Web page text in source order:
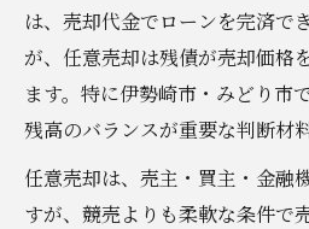
は、売却代金でローンを完済で
が、任意売却は残債が売却価格
ます。特に伊勢崎市・みどり市
残高のバランスが重要な判断材
任意売却は、売主・買主・金融
すが、競売よりも柔軟な条件で